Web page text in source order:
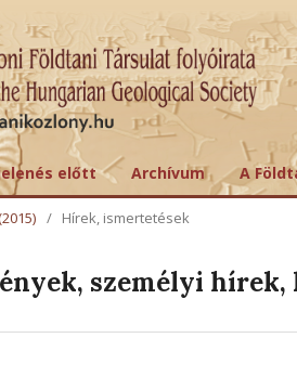
előtt Archívum A
/ Hírek, ismertetések
személyi